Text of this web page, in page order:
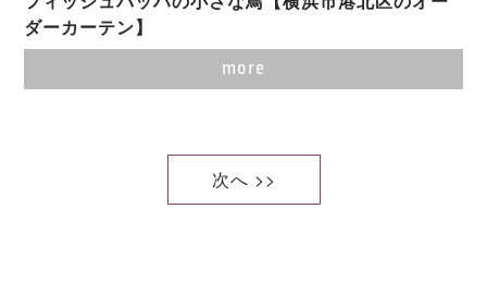
ダーカーテン】
more
次へ >>